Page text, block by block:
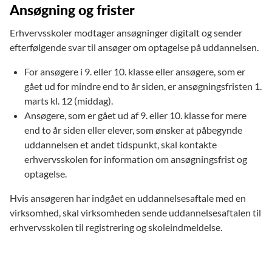
Ansøgning og frister
Erhvervsskoler modtager ansøgninger digitalt og sender
efterfølgende svar til ansøger om optagelse på uddannelsen.
For ansøgere i 9. eller 10. klasse eller ansøgere, som er
gået ud for mindre end to år siden, er ansøgningsfristen 1.
marts kl. 12 (middag).
Ansøgere, som er gået ud af 9. eller 10. klasse for mere
end to år siden eller elever, som ønsker at påbegynde
uddannelsen et andet tidspunkt, skal kontakte
erhvervsskolen for information om ansøgningsfrist og
optagelse.
Hvis ansøgeren har indgået en uddannelsesaftale med en
virksomhed, skal virksomheden sende uddannelsesaftalen til
erhvervsskolen til registrering og skoleindmeldelse.